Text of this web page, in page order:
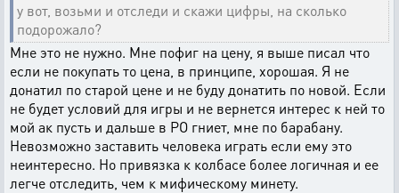
у вот, возьми и отследи и скажи цифры, на сколько
подорожало?
Мне это не нужно. Мне пофиг на цену, я выше писал что
если не покупать то цена, в принципе, хорошая. Я не
донатил по старой цене и не буду донатить по новой. Если
не будет условий для игры и не вернется интерес к ней то
мой ак пусть и дальше в РО гниет, мне по барабану.
Невозможно заставить человека играть если ему это
неинтересно. Но привязка к колбасе более логичная и ее
легче отследить, чем к мифическому минету.